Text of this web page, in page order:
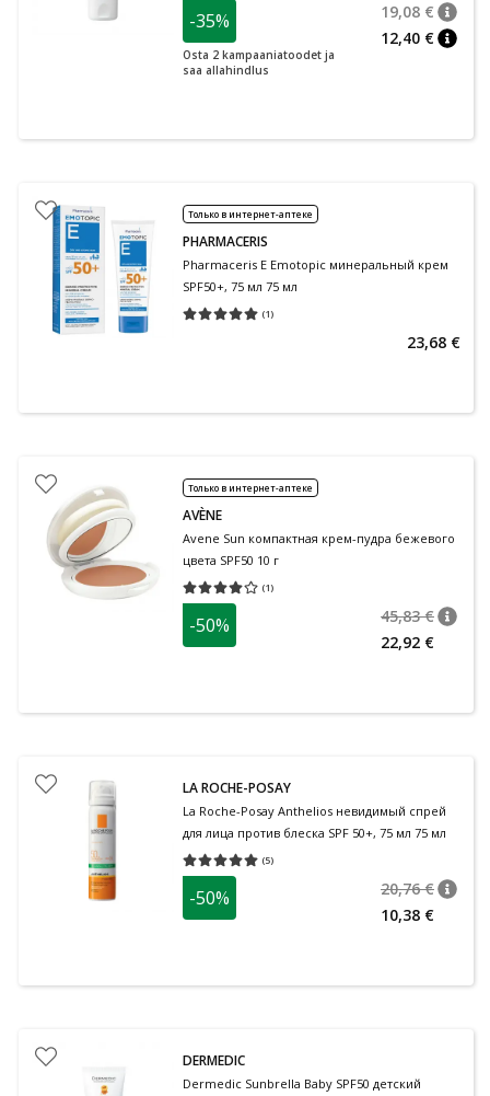
-35%
Osta 2 kampaaniatoodet ja
saa allahindlus
19,08 €
12,40 €
Только в интернет-аптеке
PHARMACERIS
Pharmaceris E Emotopic минеральный крем
SPF50+, 75 мл 75 мл
(1)
Средняя оценка 5.00
23,68 €
Только в интернет-аптеке
AVÈNE
Avene Sun компактная крем-пудра бежевого
цвета SPF50 10 г
(1)
Средняя оценка 4.00
-50% 45,83 €
22,92 €
LA ROCHE-POSAY
La Roche-Posay Anthelios невидимый спрей
для лица против блеска SPF 50+, 75 мл 75 мл
(5)
Средняя оценка 5.00
-50% 20,76 €
10,38 €
DERMEDIC
Dermedic Sunbrella Baby SPF50 детский